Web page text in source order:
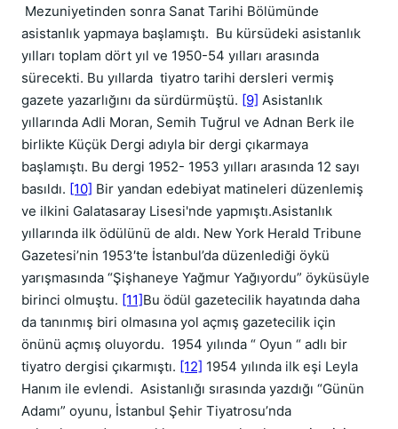
Mezuniyetinden sonra Sanat Tarihi Bölümünde
asistanlık yapmaya başlamıştı. Bu kürsüdeki asistanlık
yılları toplam dört yıl ve 1950-54 yılları arasında
sürecekti. Bu yıllarda tiyatro tarihi dersleri vermiş
gazete yazarlığını da sürdürmüştü. [9] Asistanlık
yıllarında Adli Moran, Semih Tuğrul ve Adnan Berk ile
birlikte Küçük Dergi adıyla bir dergi çıkarmaya
başlamıştı. Bu dergi 1952- 1953 yılları arasında 12 sayı
basıldı. [10] Bir yandan edebiyat matineleri düzenlemiş
ve ilkini Galatasaray Lisesi'nde yapmıştı.Asistanlık
yıllarında ilk ödülünü de aldı. New York Herald Tribune
Gazetesi’nin 1953′te İstanbul’da düzenlediği öykü
yarışmasında “Şişhaneye Yağmur Yağıyordu” öyküsüyle
birinci olmuştu. [11]Bu ödül gazetecilik hayatında daha
da tanınmış biri olmasına yol açmış gazetecilik için
önünü açmış oluyordu. 1954 yılında “ Oyun “ adlı bir
tiyatro dergisi çıkarmıştı. [12] 1954 yılında ilk eşi Leyla
Hanım ile evlendi. Asistanlığı sırasında yazdığı “Günün
Adamı” oyunu, İstanbul Şehir Tiyatrosu’nda